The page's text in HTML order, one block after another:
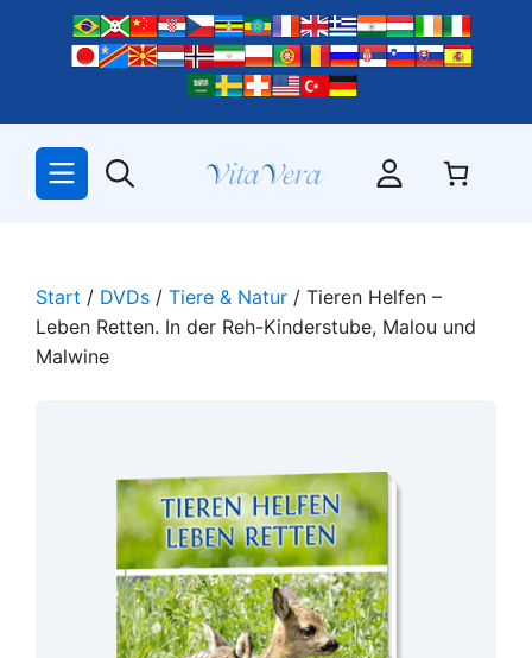
springen
Start / DVDs / Tiere & Natur / Tieren Helfen –
Leben Retten. In der Reh-Kinderstube, Malou und
Malwine